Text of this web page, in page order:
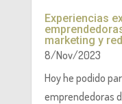
Experiencias
marketing y
8/Nov/2023
Hoy he podido
emprendedoras